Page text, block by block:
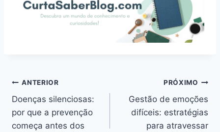
Navegação
de
Post
ANTERIOR
Doenças silenciosas:
por que a prevenção
começa antes dos
PRÓXIMO
Gestão de emoções
difíceis: estratégias
para atravessar